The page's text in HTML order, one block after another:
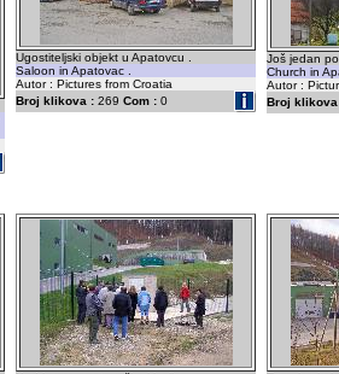
Ugostiteljski objekt u Apatovcu .
Saloon in Apatovac .
Autor : Pictures from Croatia
Broj klikova : 269 Com : 0
Još jedan
Church in
Autor :
Broj klikova